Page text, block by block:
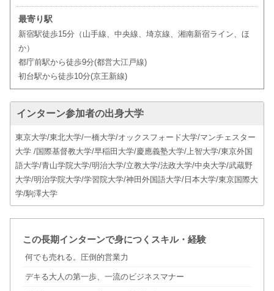
最寄り駅
新宿駅徒歩15分（山手線、中央線、埼京線、湘南新宿ライン、ほ
か）
都庁前駅から徒歩9分(都営大江戸線)
初台駅から徒歩10分(京王新線)
インターン参加者の出身大学
東京大学/東北大学/一橋大学/オックスフォード大学/マンチェスター
大学 /国際基督教大学/早稲田大学/慶應義塾大学/上智大学/東京外国
語大学/青山学院大学/明治大学/立教大学/法政大学/中央大学/武蔵野
大学/明治学院大学/学習院大学/神田外国語大学/日本大学/東京国際大
学/駒澤大学
この長期インターンで身につくスキル・経験
何でも売れる。圧倒的営業力
デキる大人の第一歩、一流のビジネスマナー